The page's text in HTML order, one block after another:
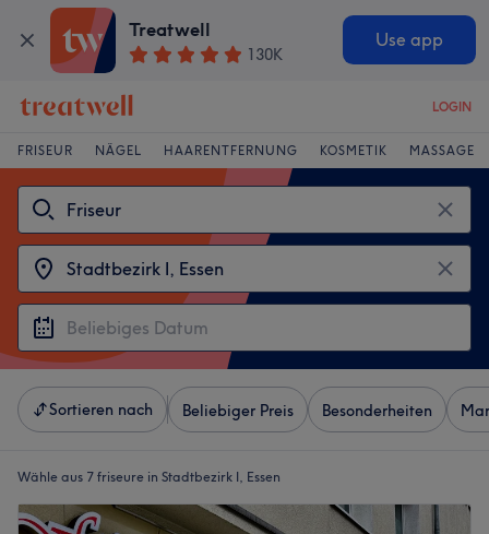
Treatwell
130K
Use app
LOGIN
FRISEUR NÄGEL HAARENTFERNUNG KOSMETIK MASSAGE
Sortieren nach Beliebiger Preis Besonderheiten
Wähle aus 7 friseure in Stadtbezirk I, Essen